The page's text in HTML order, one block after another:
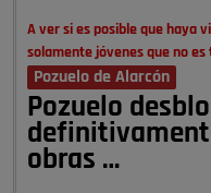
A ver si es posible que haya
solamente jóvenes que no es
Pozuelo de Alarcón
Pozuelo
obras …